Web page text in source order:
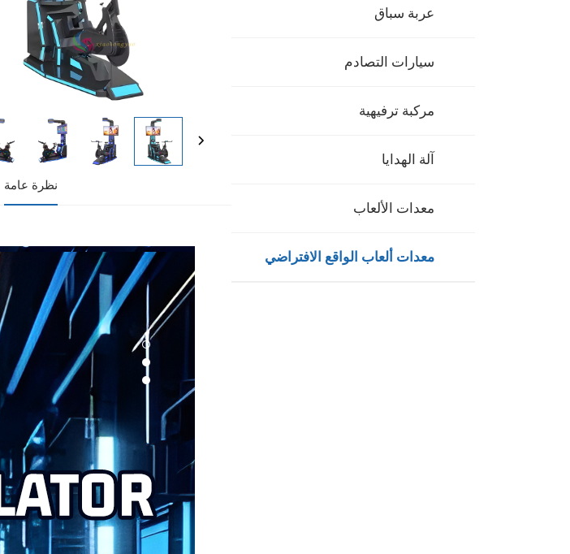
عربة سباق
سيارات التصادم
مركبة ترفيهية
آلة الهدايا
معدات الألعاب
معدات ألعاب الواقع الافتراضي
نظرة عامة